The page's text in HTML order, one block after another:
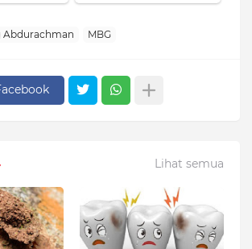
Abdurachman MBG
Lihat semua